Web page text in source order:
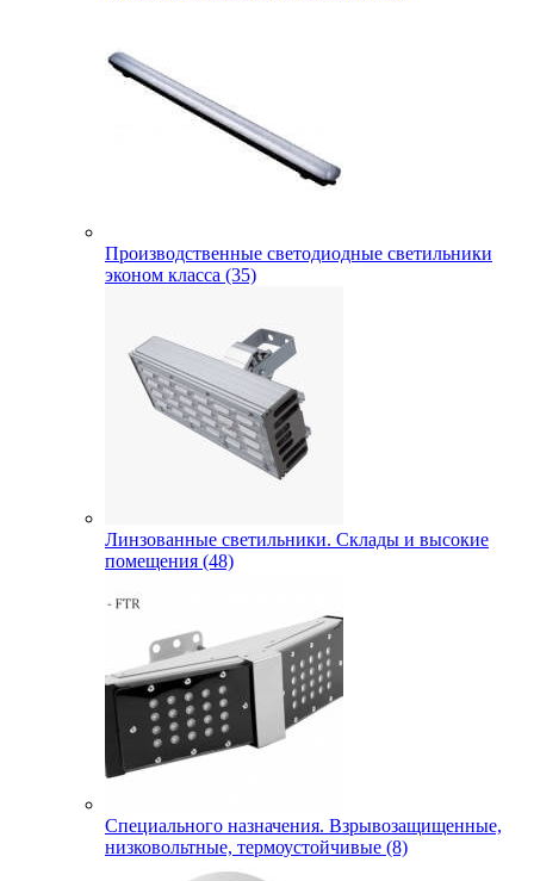
Производственные светодиодные светильники
эконом класса (35)
Линзованные светильники. Склады и высокие
помещения (48)
Специального назначения. Взрывозащищенные,
низковольтные, термоустойчивые (8)